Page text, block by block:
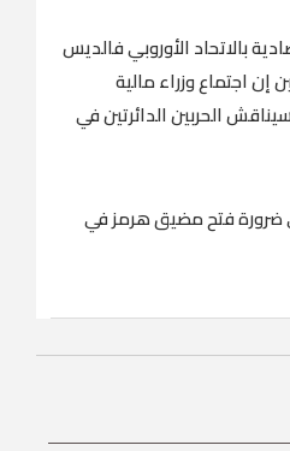
بالاتحاد الأوروبي ‌فالديس
​اجتماع وزراء مالية
الحربين ‌الدائرتين ​في
‌فتح مضيق هرمز في